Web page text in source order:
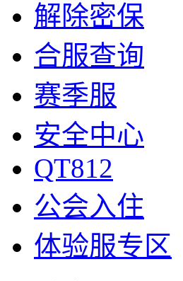
解除密保
合服查询
赛季服
安全中心
QT812
公会入住
体验服专区